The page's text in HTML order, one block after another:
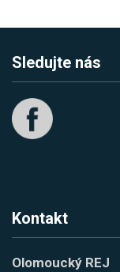
Sledujte nás
Kontakt
Olomoucký REJ